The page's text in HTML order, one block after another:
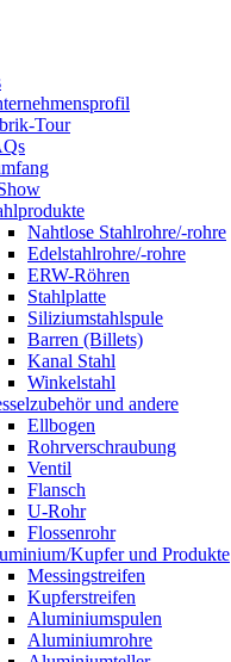
Tour
Nahtlose Stahlrohre/-rohre
Edelstahlrohre/-rohre
ERW-Röhren
Stahlplatte
Siliziumstahlspule
Barren (Billets)
Kanal Stahl
Winkelstahl
und andere
Ellbogen
Rohrverschraubung
Ventil
Flansch
U-Rohr
Flossenrohr
Kupfer und Produkte
Messingstreifen
Kupferstreifen
Aluminiumspulen
Aluminiumrohre